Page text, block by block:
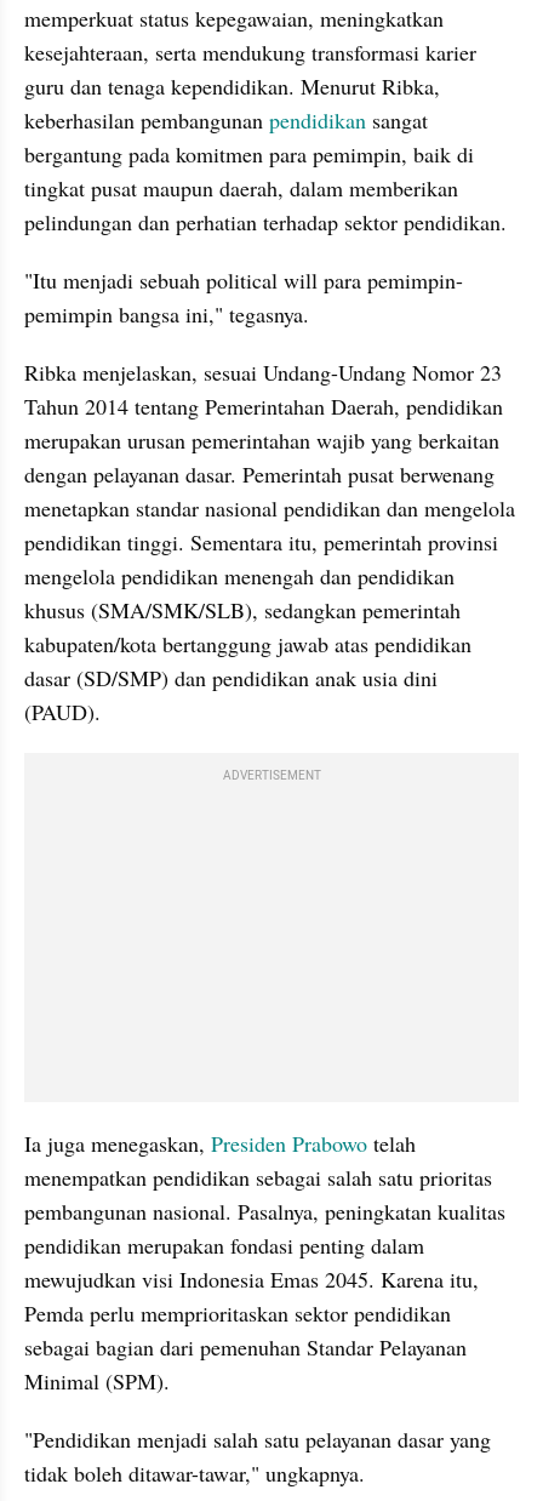
memperkuat status kepegawaian, meningkatkan
kesejahteraan, serta mendukung transformasi karier
guru dan tenaga kependidikan. Menurut Ribka,
keberhasilan pembangunan pendidikan sangat
bergantung pada komitmen para pemimpin, baik di
tingkat pusat maupun daerah, dalam memberikan
pelindungan dan perhatian terhadap sektor pendidikan.
"Itu menjadi sebuah political will para pemimpin-
pemimpin bangsa ini," tegasnya.
Ribka menjelaskan, sesuai Undang-Undang Nomor 23
Tahun 2014 tentang Pemerintahan Daerah, pendidikan
merupakan urusan pemerintahan wajib yang berkaitan
dengan pelayanan dasar. Pemerintah pusat berwenang
menetapkan standar nasional pendidikan dan mengelola
pendidikan tinggi. Sementara itu, pemerintah provinsi
mengelola pendidikan menengah dan pendidikan
khusus (SMA/SMK/SLB), sedangkan pemerintah
kabupaten/kota bertanggung jawab atas pendidikan
dasar (SD/SMP) dan pendidikan anak usia dini
(PAUD).
ADVERTISEMENT
Ia juga menegaskan, Presiden Prabowo telah
menempatkan pendidikan sebagai salah satu prioritas
pembangunan nasional. Pasalnya, peningkatan kualitas
pendidikan merupakan fondasi penting dalam
mewujudkan visi Indonesia Emas 2045. Karena itu,
Pemda perlu memprioritaskan sektor pendidikan
sebagai bagian dari pemenuhan Standar Pelayanan
Minimal (SPM).
"Pendidikan menjadi salah satu pelayanan dasar yang
tidak boleh ditawar-tawar," ungkapnya.